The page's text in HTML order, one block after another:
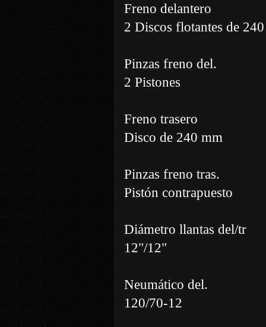
Freno delantero
2 Discos flotantes de
Pinzas freno del.
2 Pistones
Freno trasero
Disco de 240 mm
Pinzas freno tras.
Pistón contrapuesto
Diámetro llantas del/tr
12"/12"
Neumático del.
120/70-12